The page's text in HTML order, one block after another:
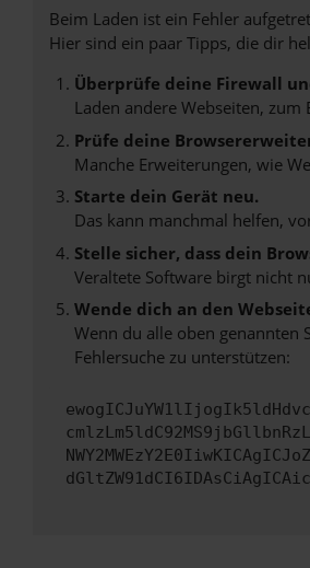
Beim Laden ist ein Fehler
Hier sind ein paar Tipps, die dir
Überprüfe deine Firewall
Laden andere Webseiten, zum
Prüfe deine
Manche Erweiterungen, wie
Starte dein Gerät neu.
Das kann manchmal helfen,
Stelle sicher, dass dein
Veraltete Software birgt nicht
Wende dich an den
Wenn du alle oben genannten
Fehlersuche zu unterstützen: